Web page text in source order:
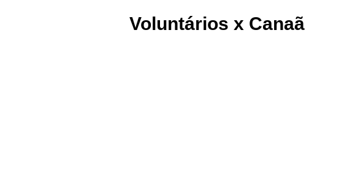
Voluntários x Canaã